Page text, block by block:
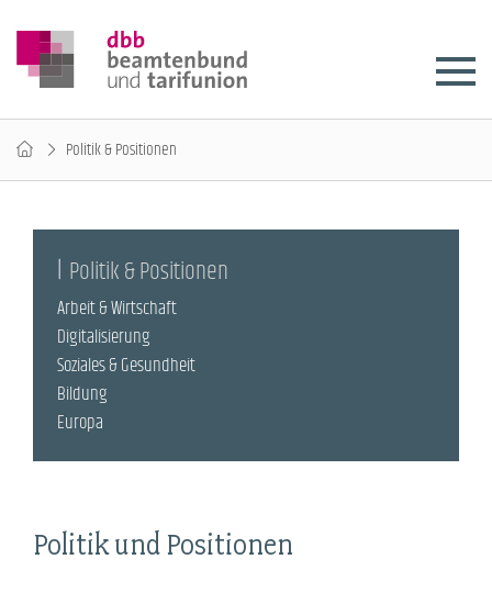
Politik & Positionen
Politik und Positionen
Politik & Positionen
Arbeit & Wirtschaft
Digitalisierung
Soziales & Gesundheit
Bildung
Europa